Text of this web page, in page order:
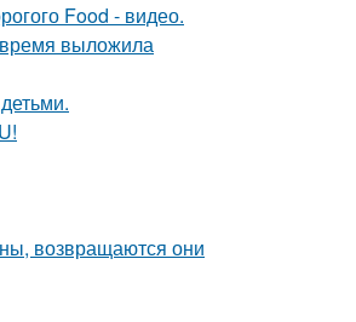
Food - видео.
выложила
возвращаются они